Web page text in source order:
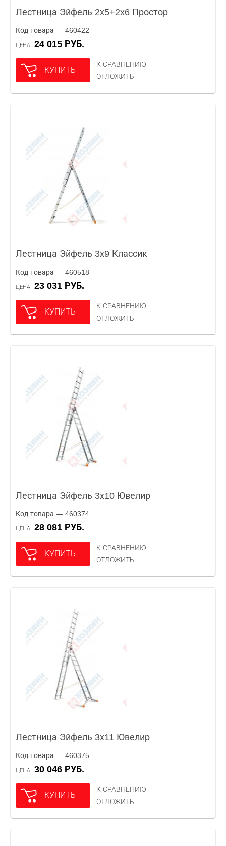
Лестница Эйфель 2x5+2x6 Простор
Код товара — 460422
ЦЕНА 24 015 РУБ.
КУПИТЬ
К СРАВНЕНИЮ
ОТЛОЖИТЬ
Лестница Эйфель 3x9 Классик
Код товара — 460518
ЦЕНА 23 031 РУБ.
КУПИТЬ
К СРАВНЕНИЮ
ОТЛОЖИТЬ
Лестница Эйфель 3х10 Ювелир
Код товара — 460374
ЦЕНА 28 081 РУБ.
КУПИТЬ
К СРАВНЕНИЮ
ОТЛОЖИТЬ
Лестница Эйфель 3х11 Ювелир
Код товара — 460375
ЦЕНА 30 046 РУБ.
КУПИТЬ
К СРАВНЕНИЮ
ОТЛОЖИТЬ